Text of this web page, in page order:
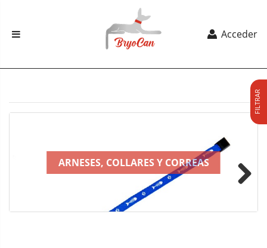
Acceder
ARNESES, COLLARES Y CORREAS
FILTRAR